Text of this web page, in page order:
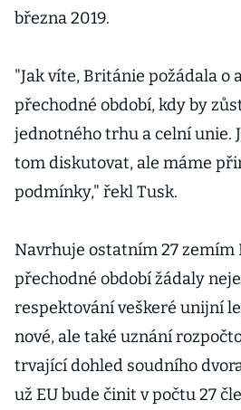
března 2019.
"Jak víte, Británie požádala o
přechodné období, kdy by
jednotného trhu a celní unie.
tom diskutovat, ale máme
podmínky," řekl Tusk.
Navrhuje ostatním 27 zemím
přechodné období žádaly
respektování veškeré unijní
nové, ale také uznání
trvající dohled soudního
už EU bude činit v počtu 27